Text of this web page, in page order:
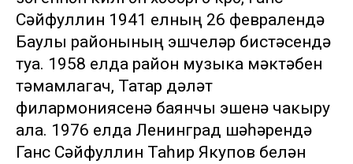
Сәйфуллин 1941 елның 26 февралендә
Баулы районының эшчеләр бистәсендә
туа. 1958 елда район музыка мәктәбен
тәмамлагач, Татар дәүләт
филармониясенә баянчы эшенә чакыру
ала. 1976 елда Ленинград шәһәрендә
Ганс Сәйфуллин Таһир Якупов белән